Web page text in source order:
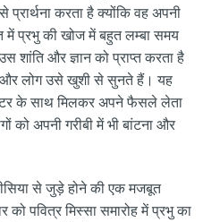
करता है क्योंकि वह अपनी
में प्रभु की खोज में बहुत लम्बा समय
शांति और ज्ञान को प्राप्त करता है
और लोग उसे खुशी से सुनते हैं। यह
के साथ मिलकर अपने फैसले लेता
को अपनी गरीबी में भी बांटना और
से जुड़े होने की एक मजबूत
को पवित्र मिस्सा समारोह में प्रभु का